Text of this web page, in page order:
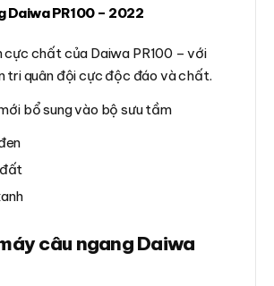
Daiwa PR100– 2022
cực chất của Daiwa PR100 – với
tri quân đội cực độc đáo và chất.
bổ sung vào bộ sưu tầm
câu ngang Daiwa